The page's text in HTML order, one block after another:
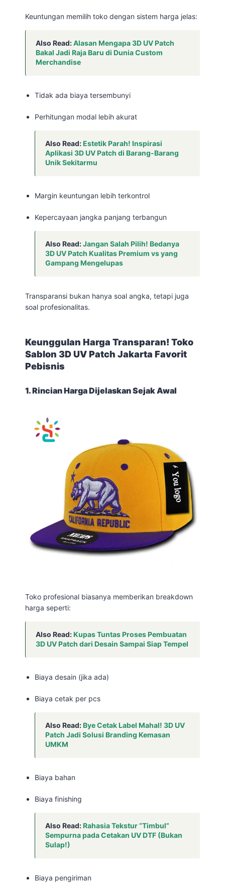
Keuntungan memilih toko dengan sistem harga jelas:
Also Read:Alasan Mengapa 3D UV Patch
Bakal Jadi Raja Baru di Dunia Custom
Merchandise
Tidak ada biaya tersembunyi
Perhitungan modal lebih akurat
Also Read:Estetik Parah! Inspirasi
Aplikasi 3D UV Patch di Barang-Barang
Unik Sekitarmu
Margin keuntungan lebih terkontrol
Kepercayaan jangka panjang terbangun
Also Read:Jangan Salah Pilih! Bedanya
3D UV Patch Kualitas Premium vs yang
Gampang Mengelupas
Transparansi bukan hanya soal angka, tetapi juga
soal profesionalitas.
Keunggulan Harga Transparan! Toko
Sablon 3D UV Patch Jakarta Favorit
Pebisnis
1. Rincian Harga Dijelaskan Sejak Awal
Toko profesional biasanya memberikan breakdown
harga seperti:
Also Read:Kupas Tuntas Proses Pembuatan
3D UV Patch dari Desain Sampai Siap Tempel
Biaya desain (jika ada)
Biaya cetak per pcs
Also Read:Bye Cetak Label Mahal! 3D UV
Patch Jadi Solusi Branding Kemasan
UMKM
Biaya bahan
Biaya finishing
Also Read:Rahasia Tekstur “Timbul”
Sempurna pada Cetakan UV DTF (Bukan
Sulap!)
Biaya pengiriman